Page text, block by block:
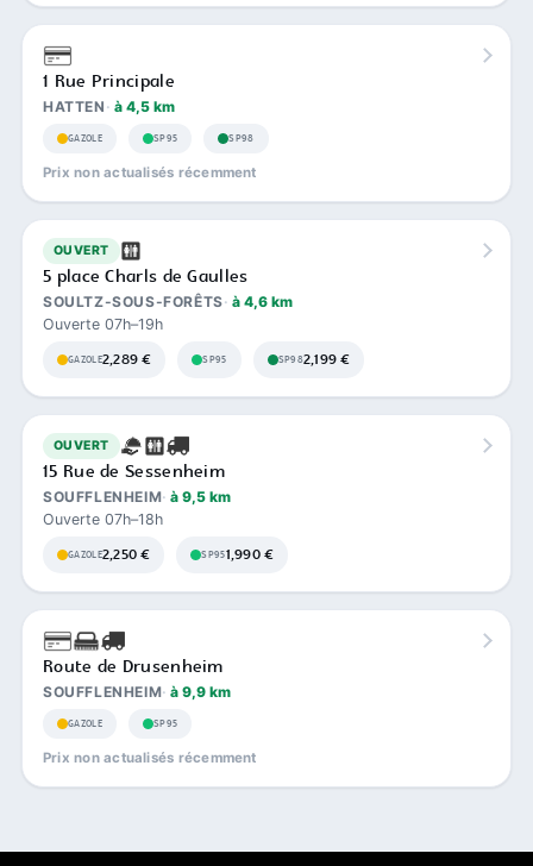
1 Rue Principale
HATTEN à 4,5 km
GAZOLE SP95 SP98
Prix non actualisés récemment
OUVERT
5 place Charls de Gaulles
SOULTZ-SOUS-FORÊTS à 4,6 km
Ouverte 07h–19h
GAZOLE2,289 € SP95 SP982,199 €
OUVERT
15 Rue de Sessenheim
SOUFFLENHEIM à 9,5 km
Ouverte 07h–18h
GAZOLE2,250 € SP951,990 €
Route de Drusenheim
SOUFFLENHEIM à 9,9 km
GAZOLE SP95
Prix non actualisés récemment